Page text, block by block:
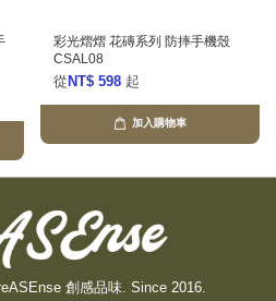
彩光熠熠 花磚系列 防摔手機殼
CSAL08
從 NT$ 598 起
加入購物車
創感品味. Since 2016.